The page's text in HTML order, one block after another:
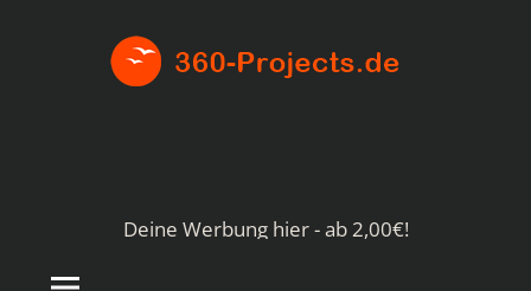
Deine Werbung hier - ab 2,00€!